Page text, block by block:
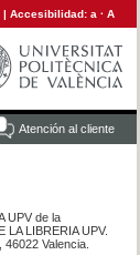
| Accesibilidad: a · A
Atención al cliente
UPV de la
LIBRERIA UPV.
Valencia.